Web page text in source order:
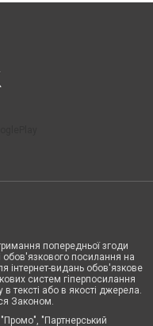
попередньої згоди
обов'язкового посилання на
інтернет-видань обов'язкове
систем гіперпосилання
тексті або в якості джерела.
Законом.
"Партнерський